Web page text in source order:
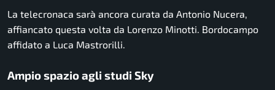
La telecronaca sarà ancora curata da Antonio Nucera,
affiancato questa volta da Lorenzo Minotti. Bordocampo
affidato a Luca Mastrorilli.
Ampio spazio agli studi Sky